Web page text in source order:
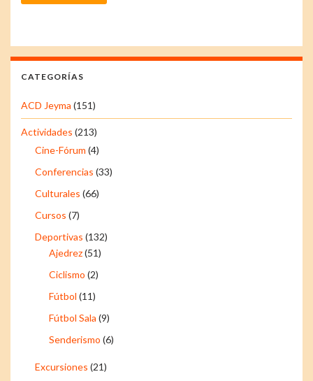
CATEGORÍAS
ACD Jeyma (151)
Actividades (213)
Cine-Fórum (4)
Conferencias (33)
Culturales (66)
Cursos (7)
Deportivas (132)
Ajedrez(51)
Ciclismo (2)
Fútbol (11)
Fútbol Sala (9)
Senderismo (6)
Excursiones (21)